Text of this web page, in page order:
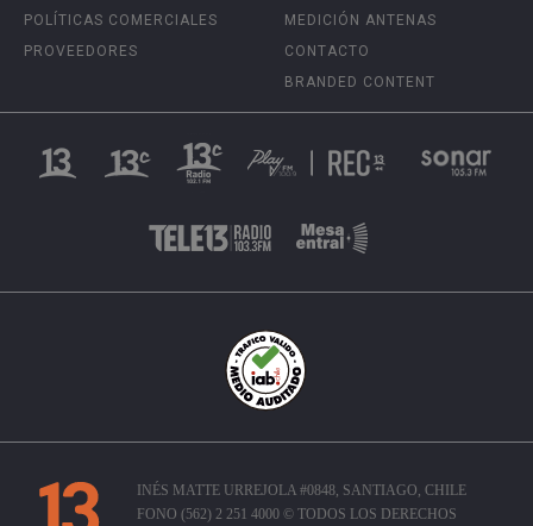
POLÍTICAS COMERCIALES
PROVEEDORES
MEDICIÓN ANTENAS
CONTACTO
BRANDED CONTENT
INÉS MATTE URREJOLA #0848, SANTIAGO, CHILE
FONO (562) 2 251 4000 © TODOS LOS DERECHOS